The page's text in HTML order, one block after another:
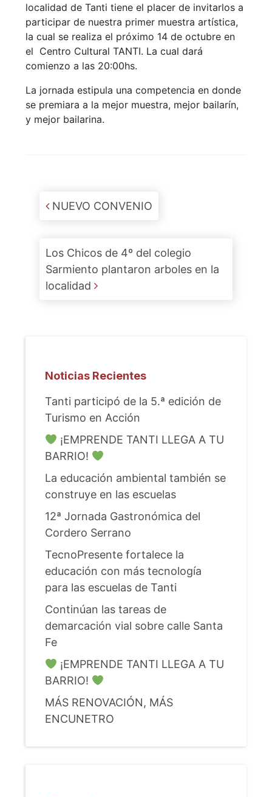
localidad de Tanti tiene el placer de invitarlos a
participar de nuestra primer muestra artística,
la cual se realiza el próximo 14 de octubre en
el Centro Cultural TANTI. La cual dará
comienzo a las 20:00hs.
La jornada estipula una competencia en donde
se premiara a la mejor muestra, mejor bailarín,
y mejor bailarina.
Post navigation
NUEVO CONVENIO
Los Chicos de 4º del colegio
Sarmiento plantaron arboles en la
localidad
Noticias Recientes
Tanti participó de la 5.ª edición de
Turismo en Acción
¡EMPRENDE TANTI LLEGA A TU
BARRIO!
La educación ambiental también se
construye en las escuelas
12ª Jornada Gastronómica del
Cordero Serrano
TecnoPresente fortalece la
educación con más tecnología
para las escuelas de Tanti
Continúan las tareas de
demarcación vial sobre calle Santa
Fe
¡EMPRENDE TANTI LLEGA A TU
BARRIO!
MÁS RENOVACIÓN, MÁS
ENCUNETRO